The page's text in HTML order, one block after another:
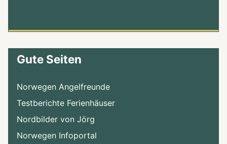
Gute Seiten
Norwegen Angelfreunde
Testberichte Ferienhäuser
Nordbilder von Jörg
Norwegen Infoportal